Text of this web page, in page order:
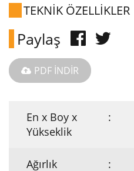
TEKNİK ÖZELLİKLER
Paylaş
PDF İNDİR
En x Boy x
Yükseklik
:
Ağırlık :